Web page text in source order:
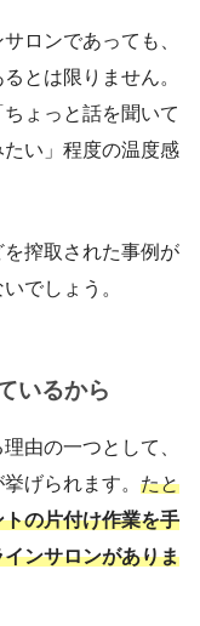
ロンであっても、
とは限りません。
ょっと話を聞いて
い」程度の温度感
搾取された事例が
でしょう。
いるから
由の一つとして、
げられます。 たと
の片付け作業を手
ンサロンがありま